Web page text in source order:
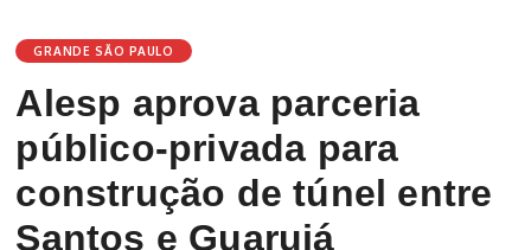
GRANDE SÃO PAULO
Alesp aprova parceria
público-privada para
construção de túnel entre
Santos e Guarujá